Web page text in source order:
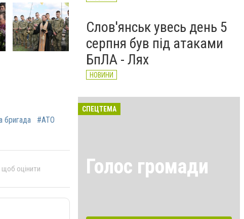
бригада
#АТО
щоб оцінити
Слов'янськ увесь день 5
серпня був під атаками
БпЛА - Лях
НОВИНИ
СПЕЦТЕМА
Голос громади